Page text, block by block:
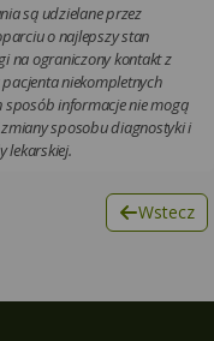
są udzielane przez
o najlepszy stan
na ograniczony kontakt z
niekompletnych
sposób informacje nie mogą
sposobu diagnostyki i
lekarskiej.
Wstecz